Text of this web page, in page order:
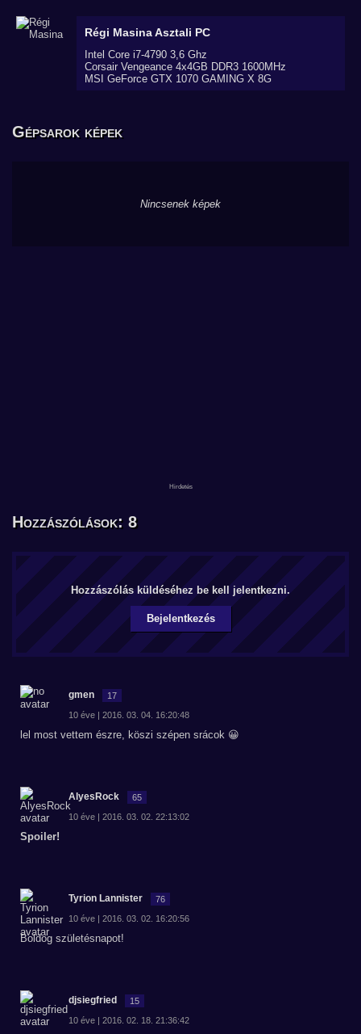
Régi MasinaAsztali PC
Intel Core i7-4790 3,6 Ghz
Corsair Vengeance 4x4GB DDR3 1600MHz
MSI GeForce GTX 1070 GAMING X 8G
Gépsarok képek
Nincsenek képek
Hozzászólások: 8
Hozzászólás küldéséhez be kell jelentkezni.
Bejelentkezés
gmen 17
10 éve | 2016. 03. 04. 16:20:48
lel most vettem észre, köszi szépen srácok 😀
AlyesRock 65
10 éve | 2016. 03. 02. 22:13:02
Spoiler!
Tyrion Lannister 76
10 éve | 2016. 03. 02. 16:20:56
Boldog születésnapot!
djsiegfried 15
10 éve | 2016. 02. 18. 21:36:42